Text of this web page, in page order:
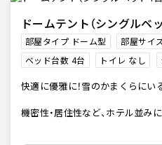
ドームテント（シングルベ
部屋タイプ ドーム型 部屋サイ
ベッド台数 4台
トイレ なし
快適に優雅に！雪のかまくらにい
機密性・居住性など、ホテル並み